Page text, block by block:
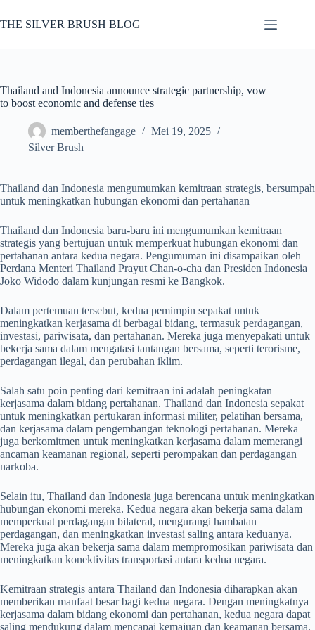
to
content
THE SILVER BRUSH BLOG
Thailand and Indonesia announce strategic partnership, vow
to boost economic and defense ties
memberthefangage
Mei 19, 2025
Silver Brush
Thailand dan Indonesia mengumumkan kemitraan strategis, bersumpah
untuk meningkatkan hubungan ekonomi dan pertahanan
Thailand dan Indonesia baru-baru ini mengumumkan kemitraan
strategis yang bertujuan untuk memperkuat hubungan ekonomi dan
pertahanan antara kedua negara. Pengumuman ini disampaikan oleh
Perdana Menteri Thailand Prayut Chan-o-cha dan Presiden Indonesia
Joko Widodo dalam kunjungan resmi ke Bangkok.
Dalam pertemuan tersebut, kedua pemimpin sepakat untuk
meningkatkan kerjasama di berbagai bidang, termasuk perdagangan,
investasi, pariwisata, dan pertahanan. Mereka juga menyepakati untuk
bekerja sama dalam mengatasi tantangan bersama, seperti terorisme,
perdagangan ilegal, dan perubahan iklim.
Salah satu poin penting dari kemitraan ini adalah peningkatan
kerjasama dalam bidang pertahanan. Thailand dan Indonesia sepakat
untuk meningkatkan pertukaran informasi militer, pelatihan bersama,
dan kerjasama dalam pengembangan teknologi pertahanan. Mereka
juga berkomitmen untuk meningkatkan kerjasama dalam memerangi
ancaman keamanan regional, seperti perompakan dan perdagangan
narkoba.
Selain itu, Thailand dan Indonesia juga berencana untuk meningkatkan
hubungan ekonomi mereka. Kedua negara akan bekerja sama dalam
memperkuat perdagangan bilateral, mengurangi hambatan
perdagangan, dan meningkatkan investasi saling antara keduanya.
Mereka juga akan bekerja sama dalam mempromosikan pariwisata dan
meningkatkan konektivitas transportasi antara kedua negara.
Kemitraan strategis antara Thailand dan Indonesia diharapkan akan
memberikan manfaat besar bagi kedua negara. Dengan meningkatnya
kerjasama dalam bidang ekonomi dan pertahanan, kedua negara dapat
saling mendukung dalam mencapai kemajuan dan keamanan bersama.